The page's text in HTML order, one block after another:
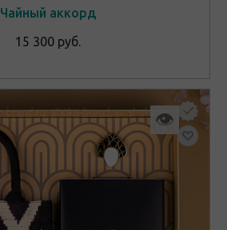
Чайный аккорд
15 300 руб.
👁